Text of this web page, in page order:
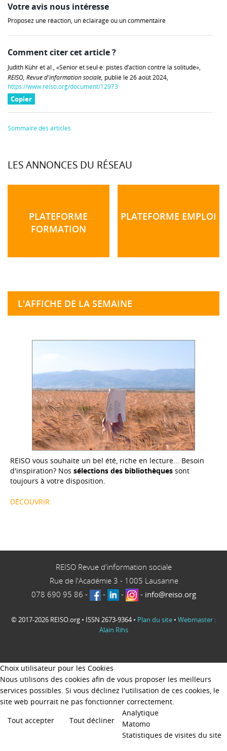
Votre avis nous intéresse
Proposez une réaction, un éclairage ou un commentaire
Comment citer cet article ?
Judith Kühr et al., «Senior et seul·e: pistes d’action contre la solitude»,
REISO, Revue d'information sociale, publié le 26 août 2024,
https://www.reiso.org/document/12973
Copier
Sommaire des articles
LES ANNONCES DU RÉSEAU
PLATEFORME
FORMATION
PLATEFORME EMPLOI
L'AFFICHE DE LA SEMAINE
REISO vous souhaite un bel été, riche en lecture... Besoin
d'inspiration? Nos sélections des bibliothèques sont
toujours à votre disposition.
DÉCOUVRIR
REISO Revue d'information sociale
Rue de l'Académie 3 - 1005 Lausanne
078 690 95 86 - - - - info@reiso.org
© 2017-2026 REISO.org • ISSN 2673-9364 • Plan du site • Webmaster :
Alain Rihs
Choix utilisateur pour les Cookies
Nous utilisons des cookies afin de vous proposer les meilleurs
services possibles. Si vous déclinez l'utilisation de ces cookies, le
site web pourrait ne pas fonctionner correctement.
Tout accepter
Tout décliner
Analytique
Matomo
Statistiques de visites du site